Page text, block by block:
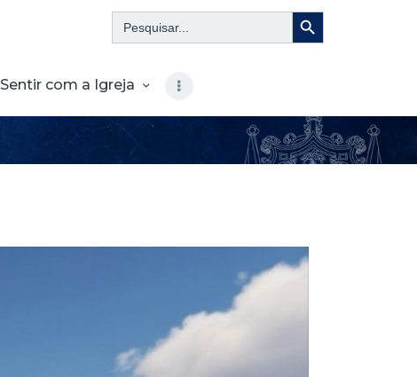
Search
for:
Search Button
Sentir com a Igreja